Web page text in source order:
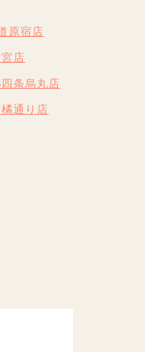
原宿店
店
条烏丸店
通り店